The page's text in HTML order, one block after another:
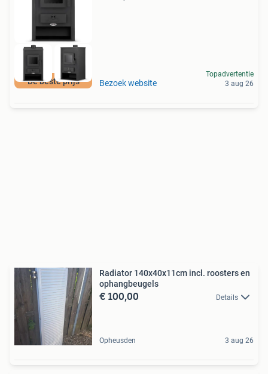
De beste prijs Bezoek website
Topadvertentie
3 aug 26
Radiator 140x40x11cm incl. roosters en
ophangbeugels
€ 100,00 Details
Opheusden 3 aug 26